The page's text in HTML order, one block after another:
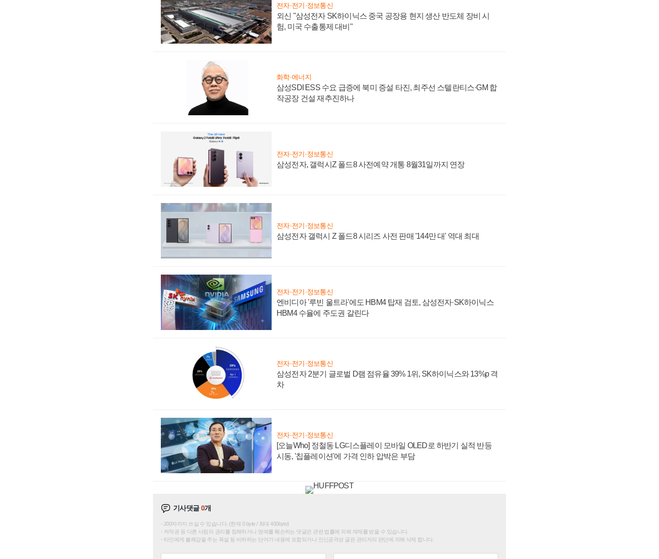
전자·전기·정보통신
외신 "삼성전자 SK하이닉스 중국 공장용 현지 생산 반도체 장비 시
험, 미국 수출통제 대비"
화학·에너지
삼성SDI ESS 수요 급증에 북미 증설 타진, 최주선 스텔란티스·GM 합
작공장 건설 재추진하나
전자·전기·정보통신
삼성전자, 갤럭시Z 폴드8 사전예약 개통 8월31일까지 연장
전자·전기·정보통신
삼성전자 갤럭시 Z 폴드8 시리즈 사전 판매 '144만 대' 역대 최대
전자·전기·정보통신
엔비디아 '루빈 울트라'에도 HBM4 탑재 검토, 삼성전자·SK하이닉스
HBM4 수율에 주도권 갈린다
전자·전기·정보통신
삼성전자 2분기 글로벌 D램 점유율 39% 1위, SK하이닉스와 13%p 격
차
전자·전기·정보통신
[오늘Who] 정철동 LG디스플레이 모바일 OLED로 하반기 실적 반등
시동, '칩플레이션'에 가격 인하 압박은 부담
기사댓글0개
200자까지 쓰실 수 있습니다. (현재 0 byte / 최대 400byte)
저작권 등 다른 사람의 권리를 침해하거나 명예를 훼손하는 댓글은 관련 법률에 의해 제재를 받을 수 있습니다.
타인에게 불쾌감을 주는 욕설 등 비하하는 단어가 내용에 포함되거나 인신공격성 글은 관리자의 판단에 의해 삭제 합니다.